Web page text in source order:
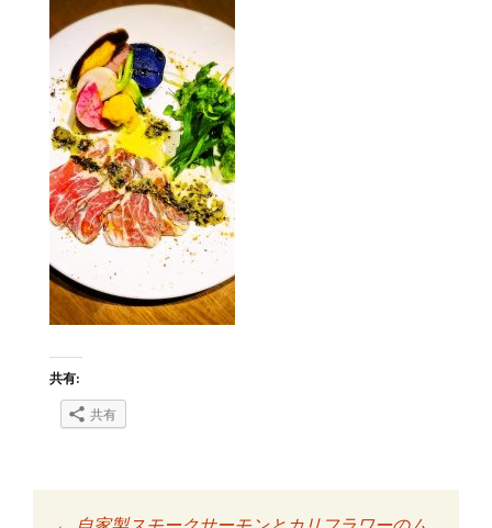
共有:
共有